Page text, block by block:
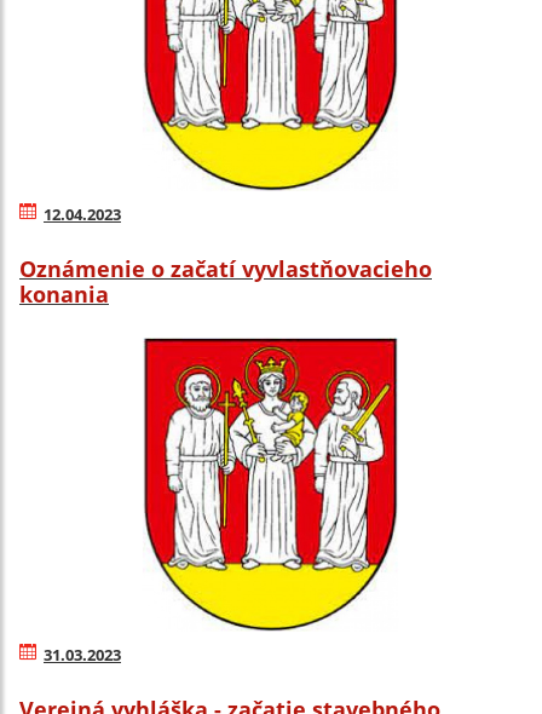
12.04.2023
Oznámenie o začatí vyvlastňovacieho
konania
31.03.2023